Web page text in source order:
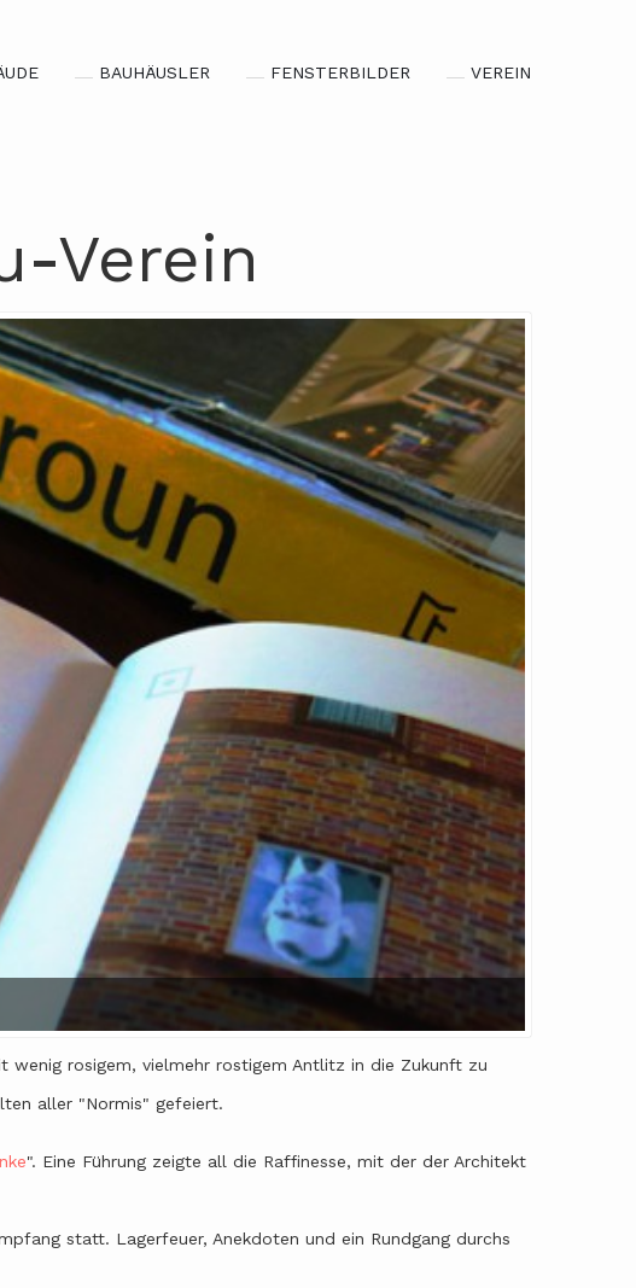
BAUHÄUSLER FENSTERBILDER VEREIN
Verein
wenig rosigem, vielmehr rostigem Antlitz in die Zukunft zu
aller "Normis" gefeiert.
". Eine Führung zeigte all die Raffinesse, mit der der Architekt
statt. Lagerfeuer, Anekdoten und ein Rundgang durchs